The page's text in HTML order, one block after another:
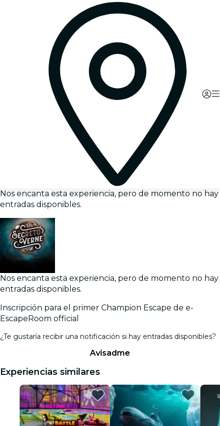
Nos encanta esta experiencia, pero de momento no hay
entradas disponibles.
Nos encanta esta experiencia, pero de momento no hay
entradas disponibles.
Inscripción para el primer Champion Escape de e-
EscapeRoom official
¿Te gustaría recibir una notificación si hay entradas disponibles?
Avisadme
Experiencias similares